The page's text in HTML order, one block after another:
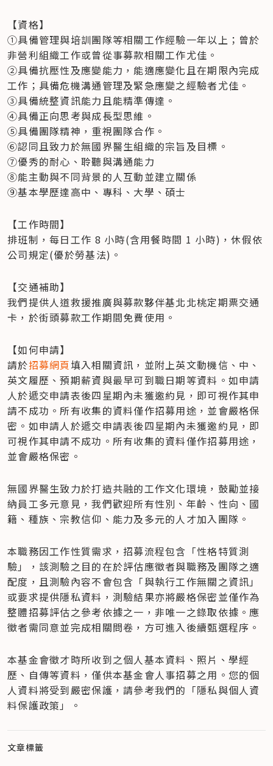
【資格】
①具備管理與培訓團隊等相關工作經驗一年以上；曾於
非營利組織工作或曾從事募款相關工作尤佳。
②具備抗壓性及應變能力，能適應變化且在期限內完成
工作；具備危機溝通管理及緊急應變之經驗者尤佳。
③具備統整資訊能力且能精準傳達。
④具備正向思考與成長型思維。
⑤具備團隊精神，重視團隊合作。
⑥認同且致力於無國界醫生組織的宗旨及目標。
⑦優秀的耐心、聆聽與溝通能力
⑧能主動與不同背景的人互動並建立關係
⑨基本學歷達高中、專科、大學、碩士
【工作時間】
排班制，每日工作 8 小時(含用餐時間 1 小時)，休假依
公司規定(優於勞基法)。
【交通補助】
我們提供人道救援推廣與募款夥伴基北北桃定期票交通
卡，於街頭募款工作期間免費使用。
【如何申請】
請於招募網頁填入相關資訊，並附上英文動機信、中、
英文履歷、預期薪資與最早可到職日期等資料。如申請
人於遞交申請表後四星期內未獲邀約見，即可視作其申
請不成功。所有收集的資料僅作招募用途，並會嚴格保
密。如申請人於遞交申請表後四星期內未獲邀約見，即
可視作其申請不成功。所有收集的資料僅作招募用途，
並會嚴格保密。
無國界醫生致力於打造共融的工作文化環境，鼓勵並接
納員工多元意見，我們歡迎所有性別、年齡、性向、國
籍、種族、宗教信仰、能力及多元的人才加入團隊。
本職務因工作性質需求，招募流程包含「性格特質測
驗」，該測驗之目的在於評估應徵者與職務及團隊之適
配度，且測驗內容不會包含「與執行工作無關之資訊」
或要求提供隱私資料，測驗結果亦將嚴格保密並僅作為
整體招募評估之參考依據之一，非唯一之錄取依據。應
徵者需同意並完成相關問卷，方可進入後續甄選程序。
本基金會徵才時所收到之個人基本資料、照片、學經
歷、自傳等資料，僅供本基金會人事招募之用。您的個
人資料將受到嚴密保護，請參考我們的「隱私與個人資
料保護政策」。
文章標籤